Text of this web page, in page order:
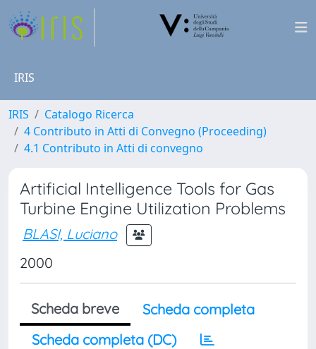
IRIS
IRIS
Catalogo Ricerca
4 Contributo in Atti di Convegno (Proceeding)
4.1 Contributo in Atti di convegno
Artificial Intelligence Tools for Gas
Turbine Engine Utilization Problems
BLASI, Luciano
2000
Scheda breve
Scheda completa
Scheda completa (DC)